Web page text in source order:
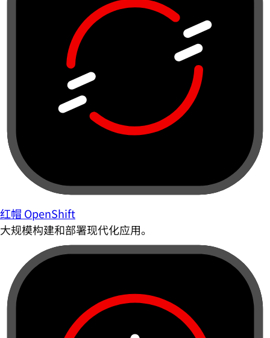
红帽 OpenShift
大规模构建和部署现代化应用。